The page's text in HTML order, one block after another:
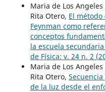
Maria de Los
Rita Otero, El
Feynman como
conceptos
la escuela secundaria
de Física: v. 24 n. 2
Maria de Los
Rita Otero,
de la luz desde el